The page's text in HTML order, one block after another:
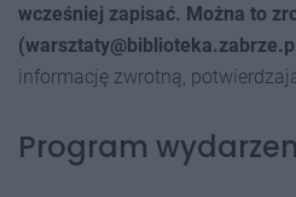
wcześniej zapisać. Można to
informację zwrotną,
Program